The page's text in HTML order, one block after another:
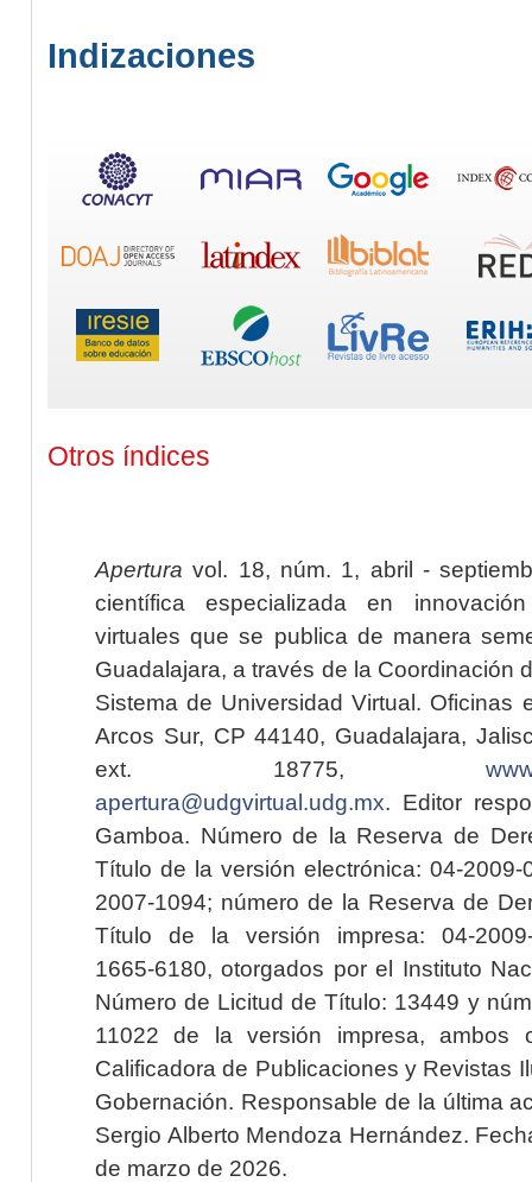
Indizaciones
Otros índices
Apertura vol. 18, núm. 1, abril -
científica especializada en
virtuales que se publica de manera
Guadalajara, a través de la Coordinación
Sistema de Universidad Virtual. Oficinas
Arcos Sur, CP 44140, Guadalajara,
ext. 18775,
apertura@udgvirtual.udg.mx. Editor
Gamboa. Número de la Reserva de
Título de la versión electrónica: 04-2009-
2007-1094; número de la Reserva de
Título de la versión impresa: 04-2009-
1665-6180, otorgados por el Instituto
Número de Licitud de Título: 13449 y
11022 de la versión impresa, ambos
Calificadora de Publicaciones y Revistas
Gobernación. Responsable de la última
Sergio Alberto Mendoza Hernández.
de marzo de 2026.